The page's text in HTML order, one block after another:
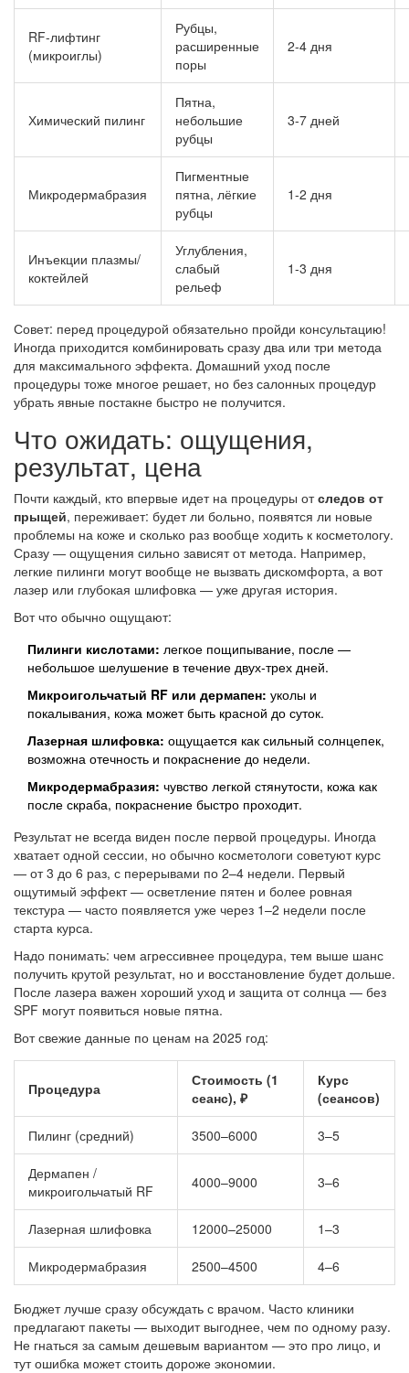
RF-лифтинг
(микроиглы)
Рубцы,
расширенные
поры
2-4 дня
Химический пилинг
Пятна,
небольшие
рубцы
3-7 дней
Микродермабразия
Пигментные
пятна, лёгкие
рубцы
1-2 дня
Инъекции плазмы/
коктейлей
Углубления,
слабый
рельеф
1-3 дня
Совет: перед процедурой обязательно пройди консультацию!
Иногда приходится комбинировать сразу два или три метода
для максимального эффекта. Домашний уход после
процедуры тоже многое решает, но без салонных процедур
убрать явные постакне быстро не получится.
Что ожидать: ощущения,
результат, цена
Почти каждый, кто впервые идет на процедуры отследов от
прыщей, переживает: будет ли больно, появятся ли новые
проблемы на коже и сколько раз вообще ходить к косметологу.
Сразу — ощущения сильно зависят от метода. Например,
легкие пилинги могут вообще не вызвать дискомфорта, а вот
лазер или глубокая шлифовка — уже другая история.
Вот что обычно ощущают:
Пилинги кислотами: легкое пощипывание, после —
небольшое шелушение в течение двух-трех дней.
Микроигольчатый RF или дермапен: уколы и
покалывания, кожа может быть красной до суток.
Лазерная шлифовка: ощущается как сильный солнцепек,
возможна отечность и покраснение до недели.
Микродермабразия: чувство легкой стянутости, кожа как
после скраба, покраснение быстро проходит.
Результат не всегда виден после первой процедуры. Иногда
хватает одной сессии, но обычно косметологи советуют курс
— от 3 до 6 раз, с перерывами по 2–4 недели. Первый
ощутимый эффект — осветление пятен и более ровная
текстура — часто появляется уже через 1–2 недели после
старта курса.
Надо понимать: чем агрессивнее процедура, тем выше шанс
получить крутой результат, но и восстановление будет дольше.
После лазера важен хороший уход и защита от солнца — без
SPF могут появиться новые пятна.
Вот свежие данные по ценам на 2025 год:
Процедура
Стоимость (1
сеанс), ₽
Курс
(сеансов)
Пилинг (средний) 3500–6000 3–5
Дермапен /
микроигольчатый RF
4000–9000 3–6
Лазерная шлифовка 12000–25000 1–3
Микродермабразия 2500–4500 4–6
Бюджет лучше сразу обсуждать с врачом. Часто клиники
предлагают пакеты — выходит выгоднее, чем по одному разу.
Не гнаться за самым дешевым вариантом — это про лицо, и
тут ошибка может стоить дороже экономии.